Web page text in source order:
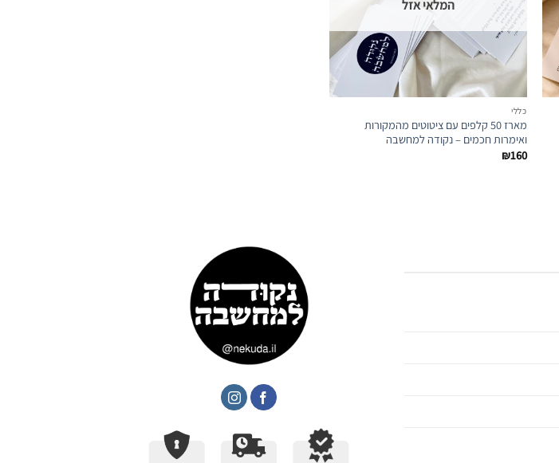
המלאי אזל
כללי
מארז 50 קלפים עם ציטוטים מהמקורות
ואימרות חכמים – נקודה למחשבה
₪160